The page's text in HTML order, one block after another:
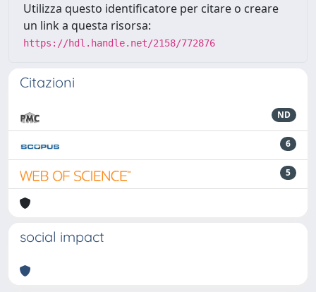
Utilizza questo identificatore per citare o creare
un link a questa risorsa:
https://hdl.handle.net/2158/772876
Citazioni
ND
6
5
social impact